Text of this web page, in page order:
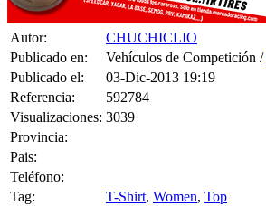
Autor:
CHUCHICLIO
Publicado en:
Vehículos de Competición /
Publicado el:
03-Dic-2013 19:19
Referencia:
592784
Visualizaciones: 3039
Provincia:
Pais:
Teléfono:
Tag:
T-Shirt, Women, Top